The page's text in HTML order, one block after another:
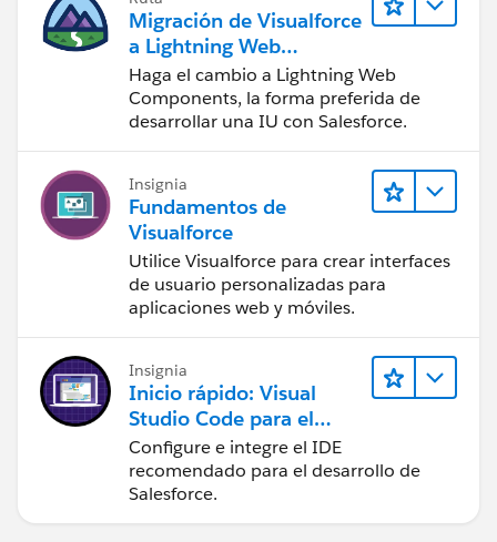
   return options;
}
public pagereference show (){
usa = [select id,name form user where
return null ;
Use thiscode and any issue ask me ,
Regards,
Migración de Visualforce
a Lightning Web
Components
Haga el cambio a Lightning Web
Components, la forma preferida de
desarrollar una IU con Salesforce.
Insignia
Fundamentos de
Visualforce
Utilice Visualforce para crear interfaces
de usuario personalizadas para
aplicaciones web y móviles.
Insignia
Inicio rápido: Visual
Studio Code para el
desarrollo de Salesforce
Configure e integre el IDE
recomendado para el desarrollo de
Salesforce.